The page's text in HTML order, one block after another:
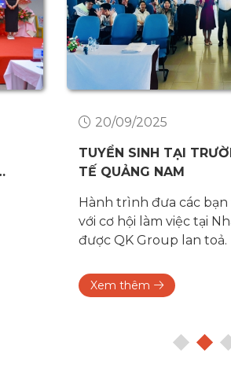
20/09/2025
TUYỂN SINH TẠI
TẾ QUẢNG NAM
Hành trình đưa các
với cơ hội làm việc tại
được QK Group lan toả.
Xem thêm